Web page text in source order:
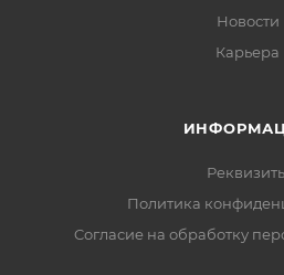
Новости
Карьера
Политика
Cогласие на обработку